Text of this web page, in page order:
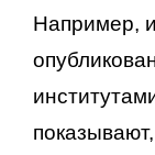
Например,